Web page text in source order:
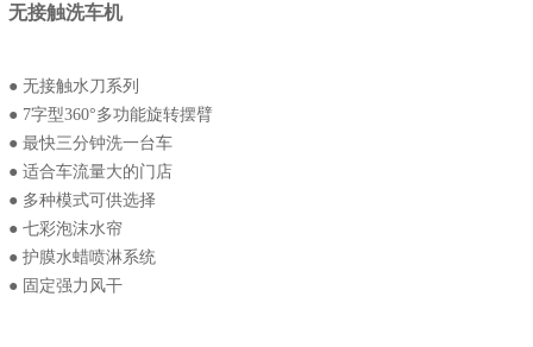
无接触洗车机
● 无接触水刀系列
● 7字型360°多功能旋转摆臂
● 最快三分钟洗一台车
● 适合车流量大的门店
● 多种模式可供选择
● 七彩泡沫水帘
● 护膜水蜡喷淋系统
● 固定强力风干